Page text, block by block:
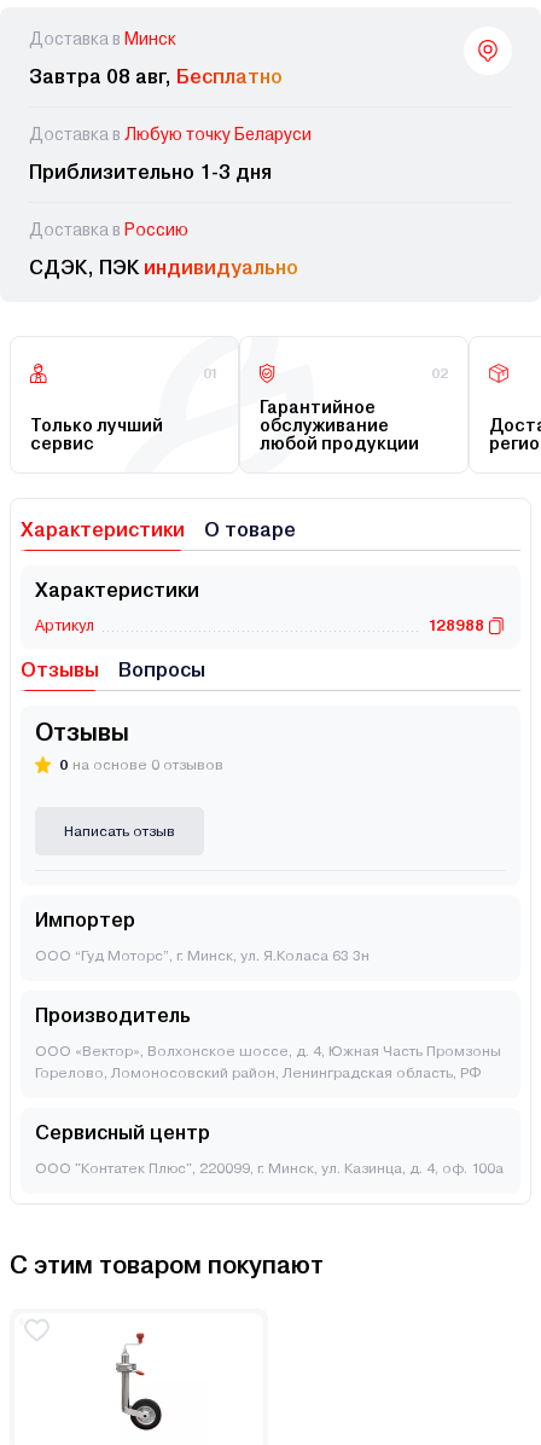
Доставка в Минск
Завтра 08 авг, Бесплатно
Доставка в Любую точку Беларуси
Приблизительно 1-3 дня
Доставка в Россию
СДЭК, ПЭК индивидуально
01
Только лучший
сервис
02
Гарантийное
обслуживание
любой продукции
Характеристики О товаре
Характеристики
Артикул 128988
Отзывы Вопросы
Отзывы
0 на основе 0 отзывов
Написать отзыв
Импортер
ООО “Гуд Моторс”, г. Минск, ул. Я.Коласа 63 3н
Производитель
ООО «Вектор», Волхонское шоссе, д. 4, Южная Часть Промзоны
Горелово, Ломоносовский район, Ленинградская область, РФ
Сервисный центр
ООО "Контатек Плюс", 220099, г. Минск, ул. Казинца, д. 4, оф. 100а
С этим товаром покупают